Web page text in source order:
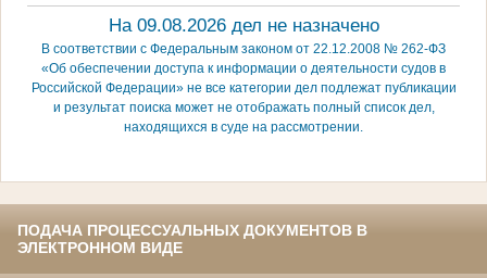
На 09.08.2026 дел не назначено
В соответствии с Федеральным законом от 22.12.2008 № 262-ФЗ
«Об обеспечении доступа к информации о деятельности судов в
Российской Федерации» не все категории дел подлежат публикации
и результат поиска может не отображать полный список дел,
находящихся в суде на рассмотрении.
ПОДАЧА ПРОЦЕССУАЛЬНЫХ ДОКУМЕНТОВ В
ЭЛЕКТРОННОМ ВИДЕ